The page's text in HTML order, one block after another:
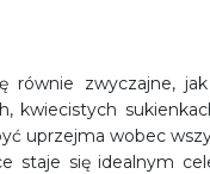
równie zwyczajne,
kwiecistych
uprzejma wobec
staje się idealnym